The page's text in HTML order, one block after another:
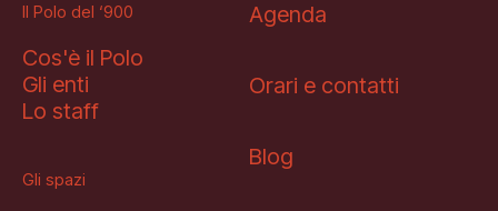
Il Polo del ‘900
Cos'è il Polo
Gli enti
Lo staff
Gli spazi
Agenda
Orari e contatti
Blog